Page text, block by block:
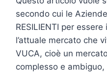
secondo cui le
RESILIENTI per
l’attuale mercato che
VUCA, cioè un
complesso e ambiguo,